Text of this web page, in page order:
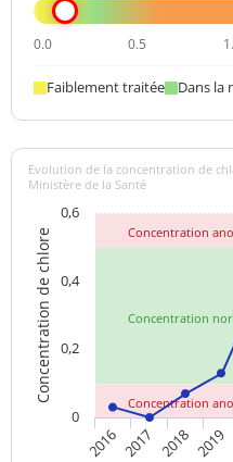
mesure du pH
Turbidité
néphélométrique NFU
0.0 0.5
Faiblement traitée Dans la
Concentration
Concentration
Concentration
Concentration de chlore
Evolution de la concentration de
Ministère de la Santé
2016 2017 2018 2019
0
0,2
0,4
0,6